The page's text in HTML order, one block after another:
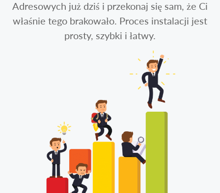
Adresowych już dziś i przekonaj się sam, że Ci
właśnie tego brakowało. Proces instalacji jest
prosty, szybki i łatwy.